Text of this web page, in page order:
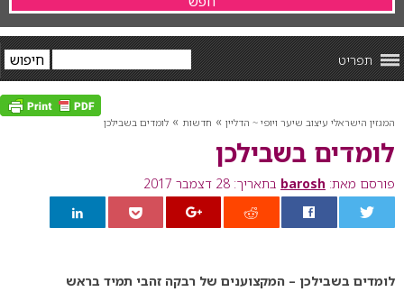
תפריט
המגזין הישראלי עיצוב שיער ויופי ~ הדליין » חדשות » לומדים בשבילכן
לומדים בשבילכן
פורסם מאת: barosh בתאריך: 28 דצמבר 2017
לומדים בשבילכן – המקצוענים של רבקה זהבי תמיד בראש